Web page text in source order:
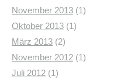
November 2013 (1)
Oktober 2013 (1)
März 2013 (2)
November 2012 (1)
Juli 2012 (1)